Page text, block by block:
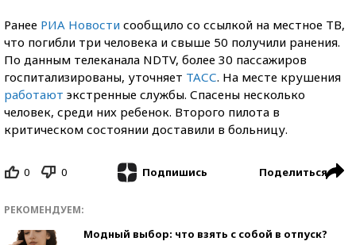
Ранее РИА Новости сообщило со ссылкой на местное ТВ,
что погибли три человека и свыше 50 получили ранения.
По данным телеканала NDTV, более 30 пассажиров
госпитализированы, уточняет ТАСС. На месте крушения
работают экстренные службы. Спасены несколько
человек, среди них ребенок. Второго пилота в
критическом состоянии доставили в больницу.
0 0 Подпишись Поделиться
РЕКОМЕНДУЕМ:
Модный выбор: что взять с собой в отпуск?